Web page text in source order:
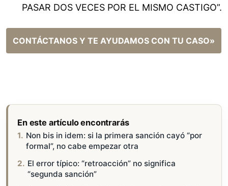
PASAR DOS VECES POR EL MISMO CASTIGO”.
CONTÁCTANOS Y TE AYUDAMOS CON TU CASO»
En este artículo encontrarás
Non bis in idem: si la primera sanción cayó “por
formal”, no cabe empezar otra
El error típico: “retroacción” no significa
“segunda sanción”